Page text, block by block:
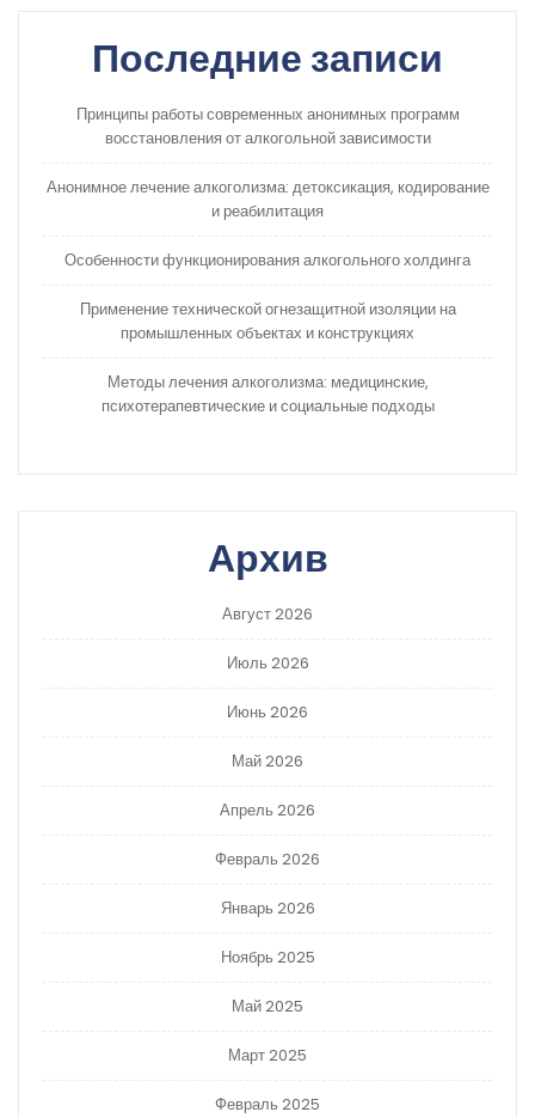
Последние записи
Принципы работы современных анонимных программ
восстановления от алкогольной зависимости
Анонимное лечение алкоголизма: детоксикация, кодирование
и реабилитация
Особенности функционирования алкогольного холдинга
Применение технической огнезащитной изоляции на
промышленных объектах и конструкциях
Методы лечения алкоголизма: медицинские,
психотерапевтические и социальные подходы
Архив
Август 2026
Июль 2026
Июнь 2026
Май 2026
Апрель 2026
Февраль 2026
Январь 2026
Ноябрь 2025
Май 2025
Март 2025
Февраль 2025